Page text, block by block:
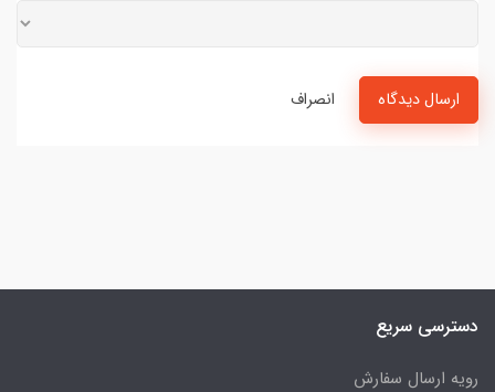
ارسال دیدگاه انصراف
دسترسی سریع
رویه ارسال سفارش